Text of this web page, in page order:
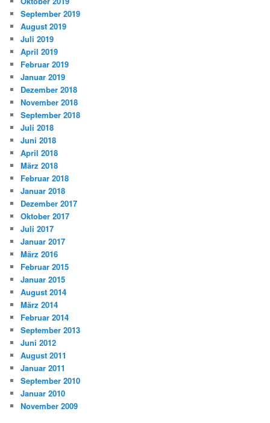
September 2019
August 2019
Juli 2019
April 2019
Februar 2019
Januar 2019
Dezember 2018
November 2018
September 2018
Juli 2018
Juni 2018
April 2018
März 2018
Februar 2018
Januar 2018
Dezember 2017
Oktober 2017
Juli 2017
Januar 2017
März 2016
Februar 2015
Januar 2015
August 2014
März 2014
Februar 2014
September 2013
Juni 2012
August 2011
Januar 2011
September 2010
Januar 2010
November 2009